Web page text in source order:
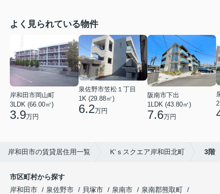
よく見られている物件
岸和田市岡山町
3LDK (66.00㎡)
3.9万円
泉佐野市笠松１丁目
1K (29.88㎡)
6.2万円
阪南市下出
1LDK (43.80㎡)
7.6万円
岸和田市の賃貸居住用一覧 K’ｓスクエア岸和田北町 3階
市区町村から探す
岸和田市
泉佐野市 貝塚市 泉南市
泉南郡熊取町